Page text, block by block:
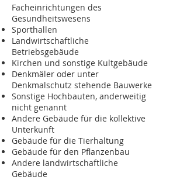
Facheinrichtungen des
Gesundheitswesens
Sporthallen
Landwirtschaftliche
Betriebsgebäude
Kirchen und sonstige Kultgebäude
Denkmäler oder unter
Denkmalschutz stehende Bauwerke
Sonstige Hochbauten, anderweitig
nicht genannt
Andere Gebäude für die kollektive
Unterkunft
Gebäude für die Tierhaltung
Gebäude für den Pflanzenbau
Andere landwirtschaftliche
Gebäude